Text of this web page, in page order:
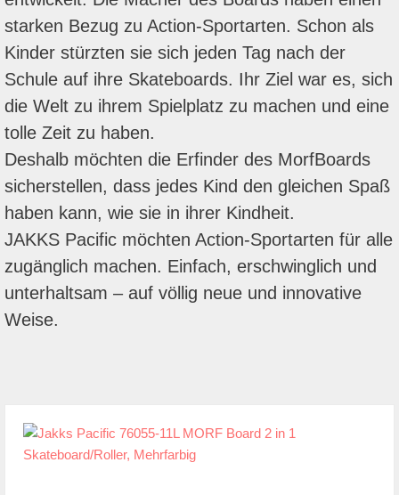
starken Bezug zu Action-Sportarten. Schon als
Kinder stürzten sie sich jeden Tag nach der
Schule auf ihre Skateboards. Ihr Ziel war es, sich
die Welt zu ihrem Spielplatz zu machen und eine
tolle Zeit zu haben.
Deshalb möchten die Erfinder des MorfBoards
sicherstellen, dass jedes Kind den gleichen Spaß
haben kann, wie sie in ihrer Kindheit.
JAKKS Pacific möchten Action-Sportarten für alle
zugänglich machen. Einfach, erschwinglich und
unterhaltsam – auf völlig neue und innovative
Weise.